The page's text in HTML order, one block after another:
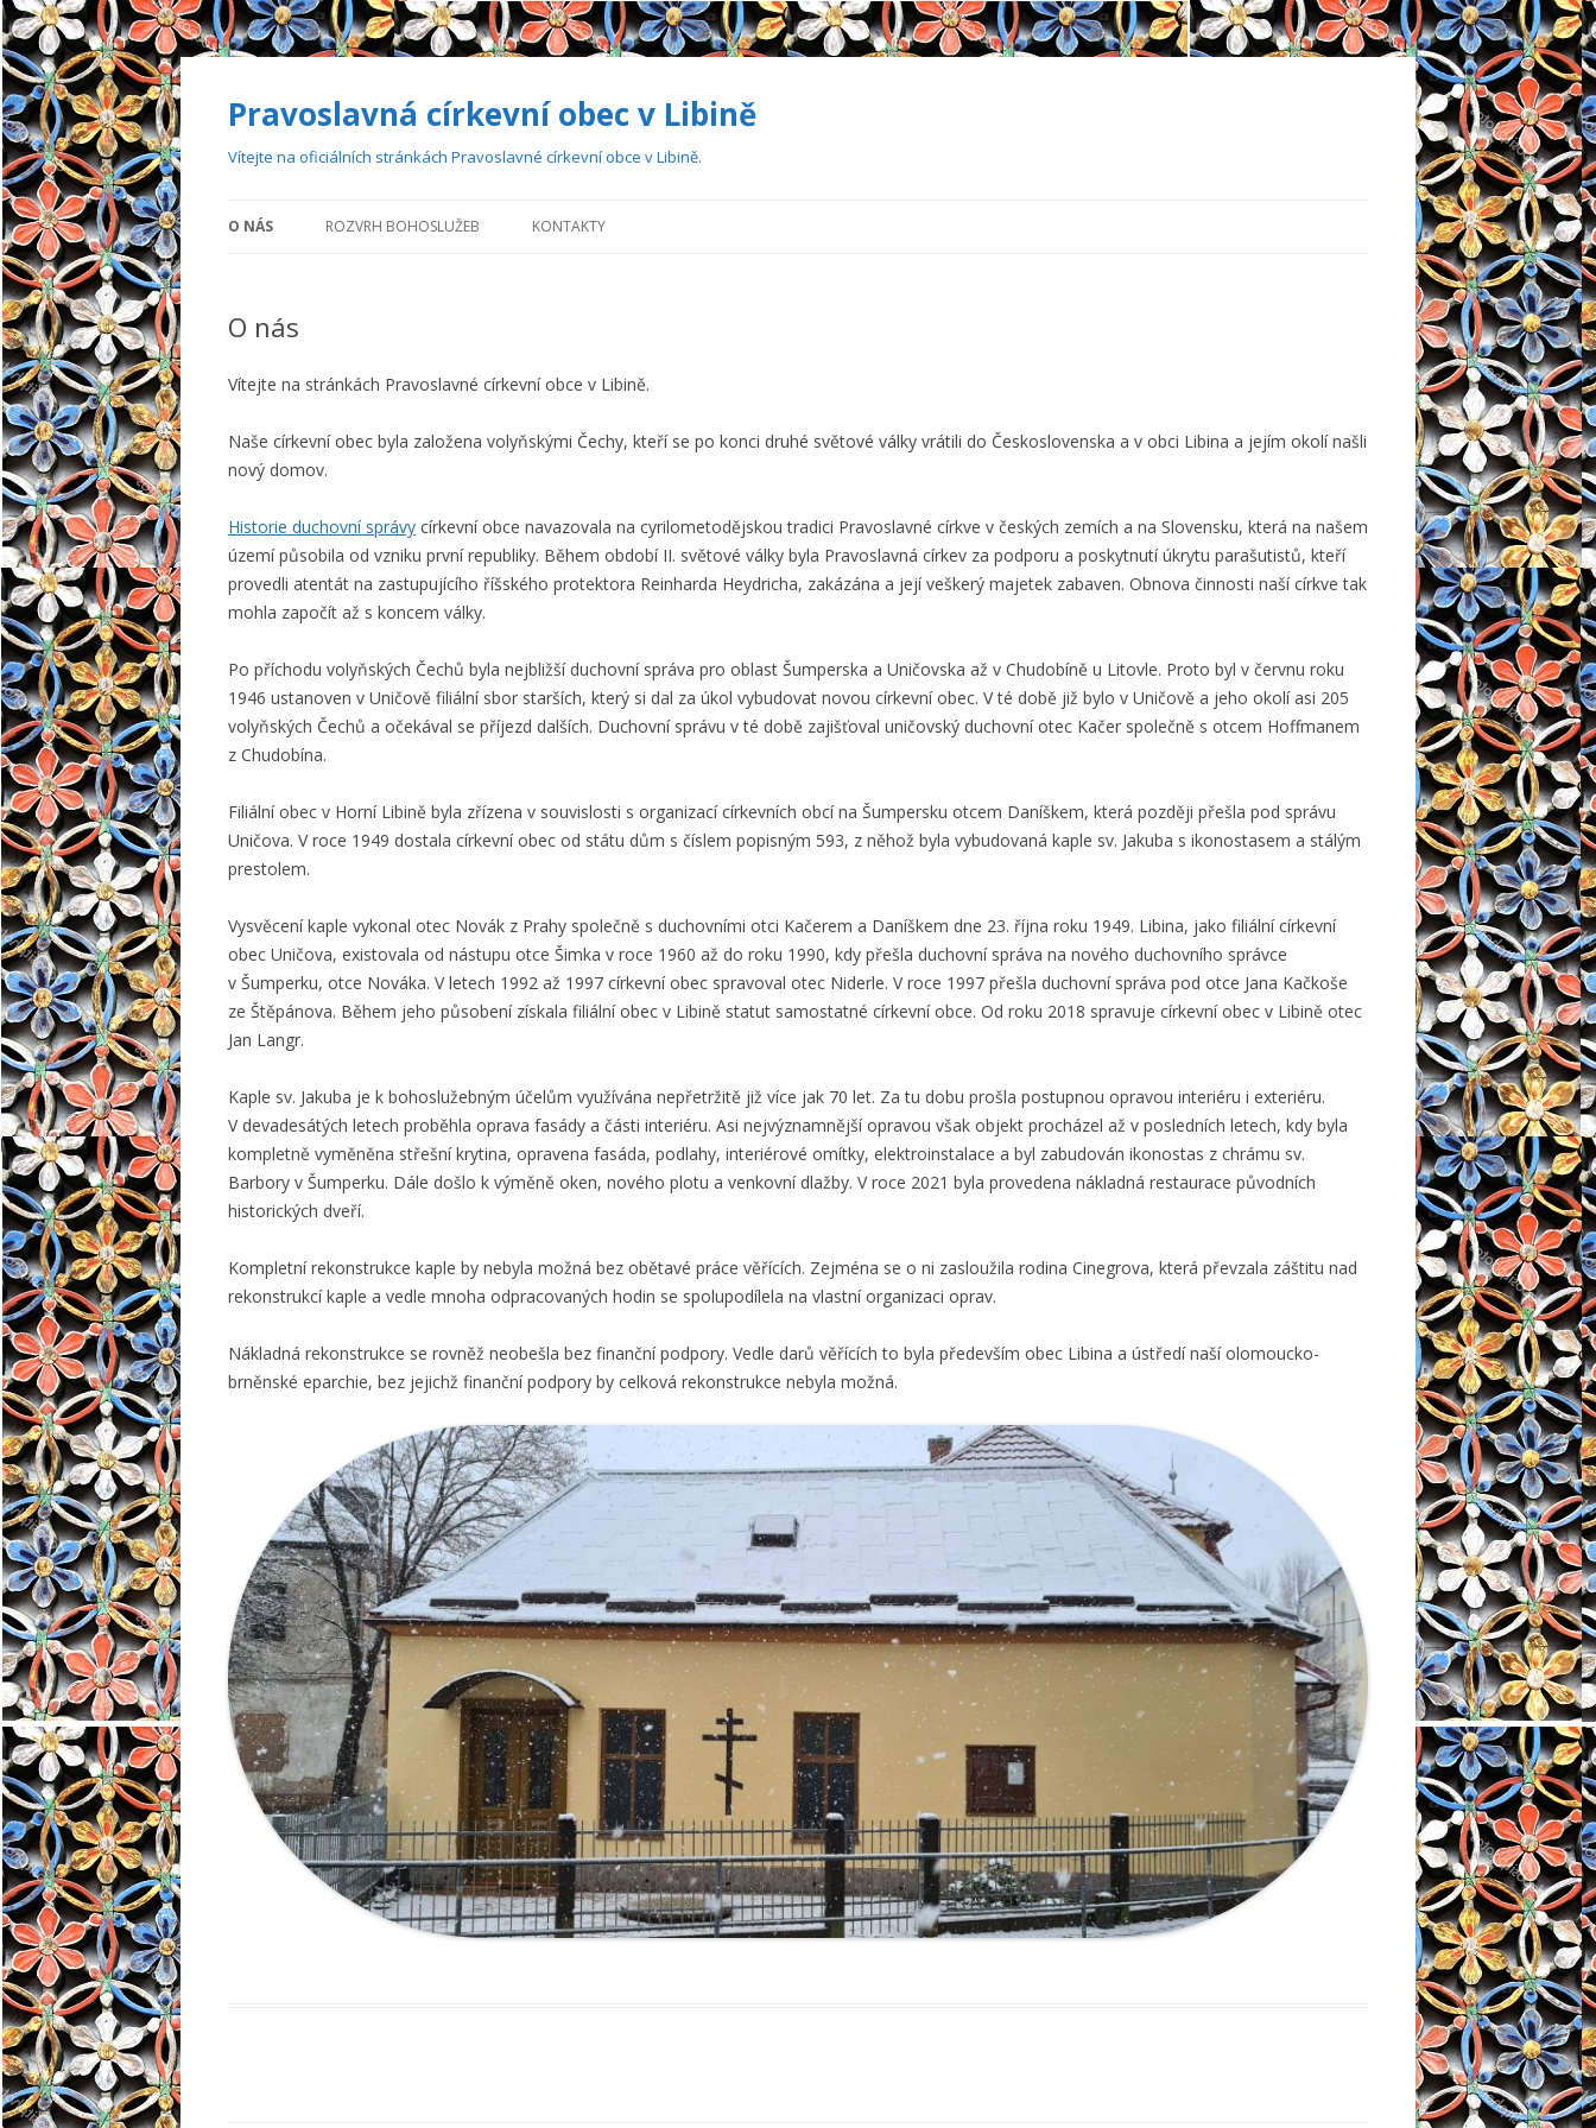
Pravoslavná církevní obec v Libině
Vítejte na oficiálních stránkách Pravoslavné církevní obce v Libině.
O NÁS ROZVRH BOHOSLUŽEB KONTAKTY
O nás
Vítejte na stránkách Pravoslavné církevní obce v Libině.
Naše církevní obec byla založena volyňskými Čechy, kteří se po konci druhé světové války vrátili do Československa a v obci Libina a jejím okolí našli
nový domov.
Historie duchovní správy církevní obce navazovala na cyrilometodějskou tradici Pravoslavné církve v českých zemích a na Slovensku, která na našem
území působila od vzniku první republiky. Během období II. světové války byla Pravoslavná církev za podporu a poskytnutí úkrytu parašutistů, kteří
provedli atentát na zastupujícího říšského protektora Reinharda Heydricha, zakázána a její veškerý majetek zabaven. Obnova činnosti naší církve tak
mohla započít až s koncem války.
Po příchodu volyňských Čechů byla nejbližší duchovní správa pro oblast Šumperska a Uničovska až v Chudobíně u Litovle. Proto byl v červnu roku
1946 ustanoven v Uničově filiální sbor starších, který si dal za úkol vybudovat novou církevní obec. V té době již bylo v Uničově a jeho okolí asi 205
volyňských Čechů a očekával se příjezd dalších. Duchovní správu v té době zajišťoval uničovský duchovní otec Kačer společně s otcem Hoffmanem
z Chudobína.
Filiální obec v Horní Libině byla zřízena v souvislosti s organizací církevních obcí na Šumpersku otcem Daníškem, která později přešla pod správu
Uničova. V roce 1949 dostala církevní obec od státu dům s číslem popisným 593, z něhož byla vybudovaná kaple sv. Jakuba s ikonostasem a stálým
prestolem.
Vysvěcení kaple vykonal otec Novák z Prahy společně s duchovními otci Kačerem a Daníškem dne 23. října roku 1949. Libina, jako filiální církevní
obec Uničova, existovala od nástupu otce Šimka v roce 1960 až do roku 1990, kdy přešla duchovní správa na nového duchovního správce
v Šumperku, otce Nováka. V letech 1992 až 1997 církevní obec spravoval otec Niderle. V roce 1997 přešla duchovní správa pod otce Jana Kačkoše
ze Štěpánova. Během jeho působení získala filiální obec v Libině statut samostatné církevní obce. Od roku 2018 spravuje církevní obec v Libině otec
Jan Langr.
Kaple sv. Jakuba je k bohoslužebným účelům využívána nepřetržitě již více jak 70 let. Za tu dobu prošla postupnou opravou interiéru i exteriéru.
V devadesátých letech proběhla oprava fasády a části interiéru. Asi nejvýznamnější opravou však objekt procházel až v posledních letech, kdy byla
kompletně vyměněna střešní krytina, opravena fasáda, podlahy, interiérové omítky, elektroinstalace a byl zabudován ikonostas z chrámu sv.
Barbory v Šumperku. Dále došlo k výměně oken, nového plotu a venkovní dlažby. V roce 2021 byla provedena nákladná restaurace původních
historických dveří.
Kompletní rekonstrukce kaple by nebyla možná bez obětavé práce věřících. Zejména se o ni zasloužila rodina Cinegrova, která převzala záštitu nad
rekonstrukcí kaple a vedle mnoha odpracovaných hodin se spolupodílela na vlastní organizaci oprav.
Nákladná rekonstrukce se rovněž neobešla bez finanční podpory. Vedle darů věřících to byla především obec Libina a ústředí naší olomoucko-
brněnské eparchie, bez jejichž finanční podpory by celková rekonstrukce nebyla možná.